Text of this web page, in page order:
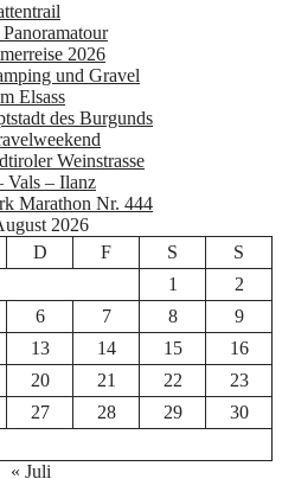
2026
und Gravel
Elsass
des Burgunds
Weinstrasse
Vals – Ilanz
Marathon Nr. 444
2026
D F S
S
1
2
6 7 8
9
13 14 15
16
20 21 22
23
27 28 29
30
« Juli